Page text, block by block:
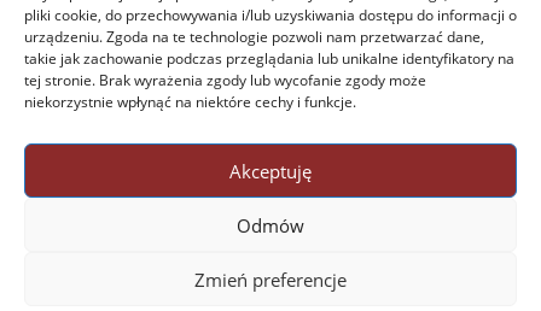
pliki cookie, do przechowywania i/lub uzyskiwania dostępu do informacji o
urządzeniu. Zgoda na te technologie pozwoli nam przetwarzać dane,
takie jak zachowanie podczas przeglądania lub unikalne identyfikatory na
tej stronie. Brak wyrażenia zgody lub wycofanie zgody może
niekorzystnie wpłynąć na niektóre cechy i funkcje.
Akceptuję
Odmów
Zmień preferencje